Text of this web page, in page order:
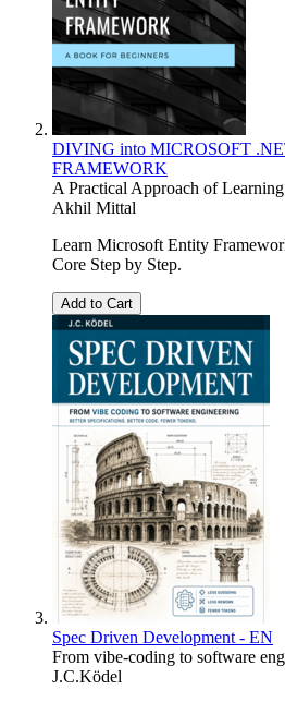
DIVING into MICROSOFT
FRAMEWORK
A Practical Approach of
Akhil Mittal
Learn Microsoft Entity
Core Step by Step.
Add to Cart
Spec Driven Development - EN
From vibe-coding to software
J.C.Ködel